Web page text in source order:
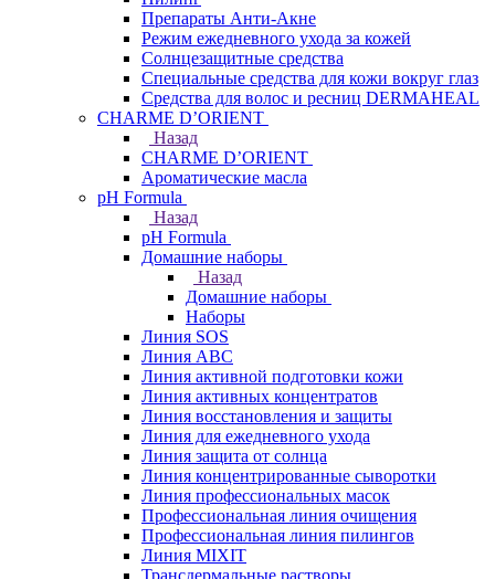
Препараты Анти-Акне
Режим ежедневного ухода за кожей
Солнцезащитные средства
Специальные средства для кожи вокруг глаз
Средства для волос и ресниц DERMAHEAL
CHARME D’ORIENT
Назад
CHARME D’ORIENT
Ароматические масла
pH Formula
Назад
pH Formula
Домашние наборы
Назад
Домашние наборы
Наборы
Линия SOS
Линия АВС
Линия активной подготовки кожи
Линия активных концентратов
Линия восстановления и защиты
Линия для ежедневного ухода
Линия защита от солнца
Линия концентрированные сыворотки
Линия профессиональных масок
Профессиональная линия очищения
Профессиональная линия пилингов
Линия MIXIT
Трансдермальные растворы